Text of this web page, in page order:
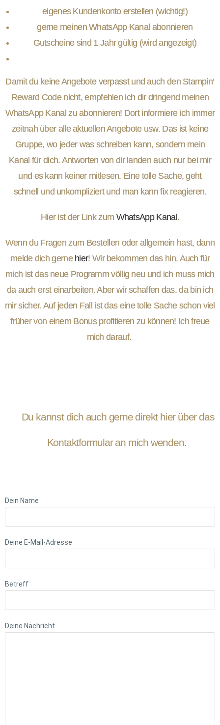
eigenes Kundenkonto erstellen (wichtig!)
gerne meinen WhatsApp Kanal abonnieren
Gutscheine sind 1 Jahr gültig (wird angezeigt)
Damit du keine Angebote verpasst und auch den Stampin‘
Reward Code nicht, empfehlen ich dir dringend meinen
WhatsApp Kanal zu abonnieren! Dort informiere ich immer
zeitnah über alle aktuellen Angebote usw. Das ist keine
Gruppe, wo jeder was schreiben kann, sondern mein
Kanal für dich. Antworten von dir landen auch nur bei mir
und es kann keiner mitlesen. Eine tolle Sache, geht
schnell und unkompliziert und man kann fix reagieren.
Hier ist der Link zum WhatsApp Kanal.
Wenn du Fragen zum Bestellen oder allgemein hast, dann
melde dich gerne hier! Wir bekommen das hin. Auch für
mich ist das neue Programm völlig neu und ich muss mich
da auch erst einarbeiten. Aber wir schaffen das, da bin ich
mir sicher. Auf jeden Fall ist das eine tolle Sache schon viel
früher von einem Bonus profitieren zu können! Ich freue
mich darauf.
Du kannst dich auch gerne direkt hier über das
Kontaktformular an mich wenden.
Dein Name
Deine E-Mail-Adresse
Betreff
Deine Nachricht